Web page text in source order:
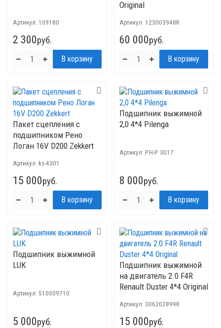
Артикул: 109180
2 300руб.
Original
Артикул: 123003948R
60 000руб.
Пакет сцепления с
подшипником Рено
Логан 16V D200 Zekkert
Артикул: ks-4301
15 000руб.
Подшипник выжимной
2,0 4*4 Pilenga
Артикул: PH-P 3017
8 000руб.
Подшипник выжимной
LUK
Артикул: 510009710
5 000руб.
Подшипник выжимной
на двигатель 2.0 F4R
Renault Duster 4*4 Original
Артикул: 306202899R
15 000руб.